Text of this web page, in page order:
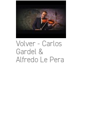
Volver - Carlos
Gardel &
Alfredo Le Pera